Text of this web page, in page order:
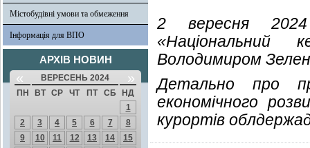
Містобудівні умови та обмеження
Інформація для ВПО
АРХІВ НОВИН
« ВЕРЕСЕНЬ 2024 »
ПН ВТ СР ЧТ ПТ СБ
НД
1
2
3 4 5 6 7
8
9
10 11 12 13 14
15
2 вересня 2024
«Національний
Володимиром
Детально про
економічного
курортів